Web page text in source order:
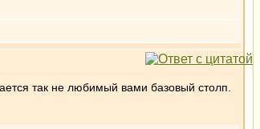
так не любимый вами базовый столп.